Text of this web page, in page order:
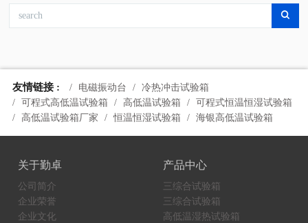
友情链接 : 电磁振动台
冷热冲击试验箱
可程式高低温试验箱
高低温试验箱
可程式恒温恒湿试验箱
高低温试验箱厂家
恒温恒湿试验箱 海银高低温试验箱
关于勤卓
公司简介
企业荣誉
企业文化
产品中心
三综合试验箱
三综合试验箱
高低温湿热试验箱